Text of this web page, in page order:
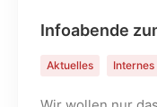
Infoabende
Aktuelles Internes